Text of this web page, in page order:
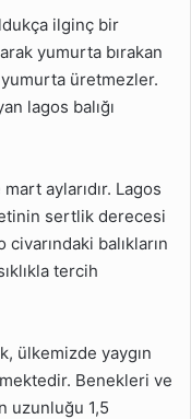
ilginç bir
yumurta bırakan
üretmezler.
lagos balığı
aylarıdır. Lagos
etinin sertlik derecesi
balıkların
tercih
ülkemizde yaygın
Benekleri ve
uzunluğu 1,5